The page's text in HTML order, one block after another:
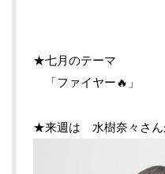
★七月のテーマ
「ファイヤー🔥」
★来週は 水樹奈々さん